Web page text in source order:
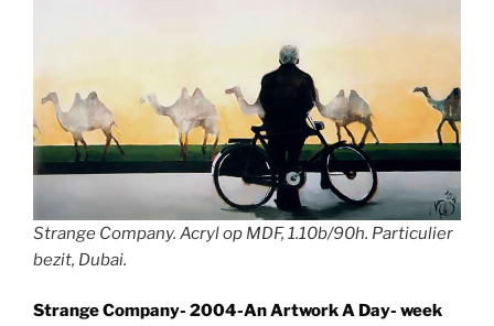
Strange Company. Acryl op MDF, 1.10b/90h. Particulier
bezit, Dubai.
Strange Company- 2004-An Artwork A Day- week